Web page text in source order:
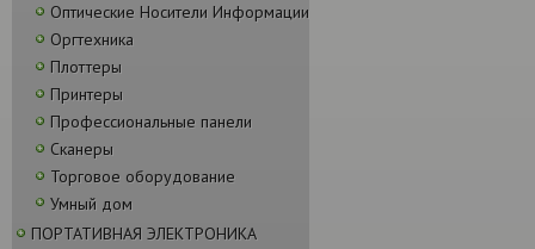
Оптические Носители Информации
Оргтехника
Плоттеры
Принтеры
Профессиональные панели
Сканеры
Торговое оборудование
Умный дом
ПОРТАТИВНАЯ ЭЛЕКТРОНИКА